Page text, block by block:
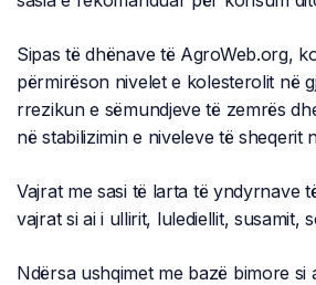
Sipas të dhënave të AgroWeb.org,
përmirëson nivelet e kolesterolit në
rrezikun e sëmundjeve të zemrës
në stabilizimin e niveleve të sheqerit
Vajrat me sasi të larta të yndyrnave
vajrat si ai i ullirit, lulediellit, susamit,
Ndërsa ushqimet me bazë bimore